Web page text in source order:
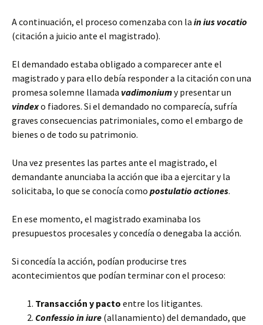
A continuación, el proceso comenzaba con la in ius vocatio
(citación a juicio ante el magistrado).
El demandado estaba obligado a comparecer ante el
magistrado y para ello debía responder a la citación con una
promesa solemne llamada vadimoniumy presentar un
vindexo fiadores. Si el demandado no comparecía, sufría
graves consecuencias patrimoniales, como el embargo de
bienes o de todo su patrimonio.
Una vez presentes las partes ante el magistrado, el
demandante anunciaba la acción que iba a ejercitar y la
solicitaba, lo que se conocía como postulatio actiones.
En ese momento, el magistrado examinaba los
presupuestos procesales y concedía o denegaba la acción.
Si concedía la acción, podían producirse tres
acontecimientos que podían terminar con el proceso:
Transacción y pacto entre los litigantes.
Confessio in iure (allanamiento) del demandado, que